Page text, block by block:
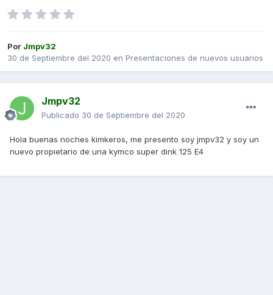
Por Jmpv32
30 de Septiembre del 2020 en Presentaciones de nuevos usuarios
Jmpv32
Publicado 30 de Septiembre del 2020
Hola buenas noches kimkeros, me presento soy jmpv32 y soy un
nuevo propietario de una kymco super dink 125 E4